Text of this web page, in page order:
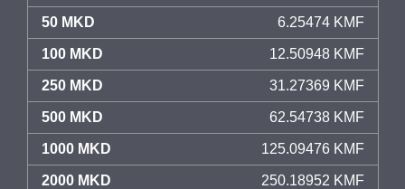
50 MKD 6.25474 KMF
100 MKD 12.50948 KMF
250 MKD 31.27369 KMF
500 MKD 62.54738 KMF
1000 MKD 125.09476 KMF
2000 MKD 250.18952 KMF